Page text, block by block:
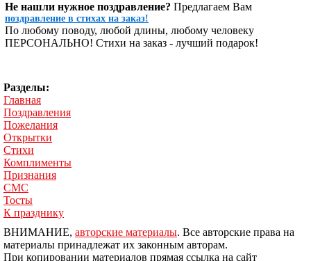
Не нашли нужное поздравление? Предлагаем Вам
поздравление в стихах на заказ!
По любому поводу, любой длины, любому человеку
ПЕРСОНАЛЬНО! Стихи на заказ - лучший подарок!
Разделы:
Главная
Поздравления
Пожелания
Открытки
Стихи
Комплименты
Признания
СМС
Тосты
К празднику
ВНИМАНИЕ, авторские материалы. Все авторские права на
материалы принадлежат их законным авторам.
При копировании материалов прямая ссылка на сайт